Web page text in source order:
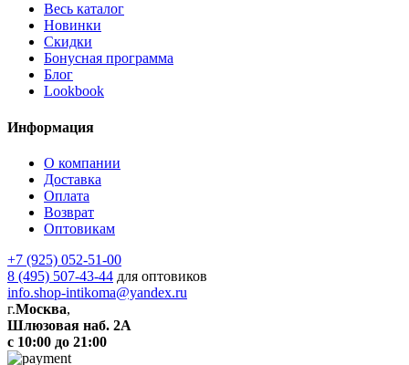
Весь каталог
Новинки
Скидки
Бонусная программа
Блог
Lookbook
Информация
О компании
Доставка
Оплата
Возврат
Оптовикам
+7 (925) 052-51-00
8 (495) 507-43-44 для оптовиков
info.shop-intikoma@yandex.ru
г.Москва,
Шлюзовая наб. 2А
с 10:00 до 21:00